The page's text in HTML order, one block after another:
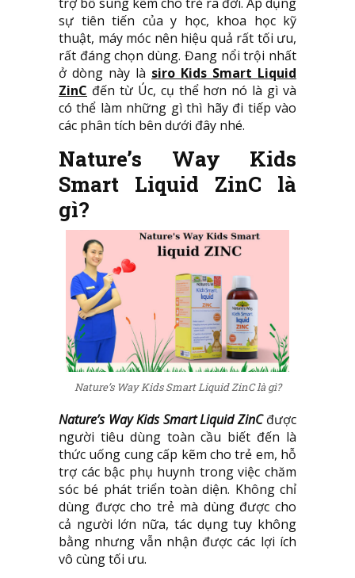
sự tiên tiến của y học, khoa học kỹ
thuật, máy móc nên hiệu quả rất tối ưu,
rất đáng chọn dùng. Đang nổi trội nhất
ở dòng này là siro Kids Smart Liquid
ZinC đến từ Úc, cụ thể hơn nó là gì và
có thể làm những gì thì hãy đi tiếp vào
các phân tích bên dưới đây nhé.
Nature’s Way Kids
Smart Liquid ZinC là
gì?
Nature’s Way Kids Smart Liquid ZinC là gì?
Nature’s Way Kids Smart Liquid ZinCđược
người tiêu dùng toàn cầu biết đến là
thức uống cung cấp kẽm cho trẻ em, hỗ
trợ các bậc phụ huynh trong việc chăm
sóc bé phát triển toàn diện. Không chỉ
dùng được cho trẻ mà dùng được cho
cả người lớn nữa, tác dụng tuy không
bằng nhưng vẫn nhận được các lợi ích
vô cùng tối ưu.